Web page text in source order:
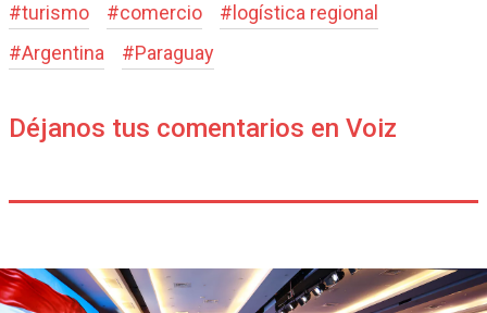
#turismo #comercio # logística regional
#Argentina #Paraguay
Déjanos tus comentarios en Voiz